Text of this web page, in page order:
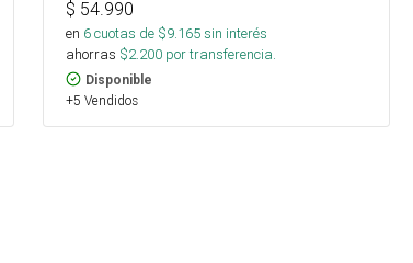
$ 54.990
en 6cuotas de $9.165sin interés
ahorras $2.200 por transferencia.
Disponible
+5 Vendidos